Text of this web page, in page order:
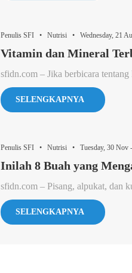
Penulis SFI • Nutrisi • Wednesday, 21
Vitamin dan Mineral
sfidn.com – Jika berbicara
SELENGKAPNYA
Penulis SFI • Nutrisi • Tuesday, 30 Nov
Inilah 8 Buah yang
sfidn.com – Pisang, alpukat, dan
SELENGKAPNYA